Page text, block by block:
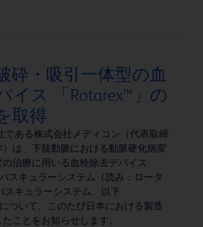
砕・吸引一体型の血
イス 「Rotarex™」の
取得
である株式会社メディコン（代表取締
は、下肢動脈における動脈硬化病変
治療に用いる血栓除去デバイス
バスキュラーシステム（読み：ロータ
スキュラーシステム、以下
について、このたび日本における製造
ことをお知らせします。